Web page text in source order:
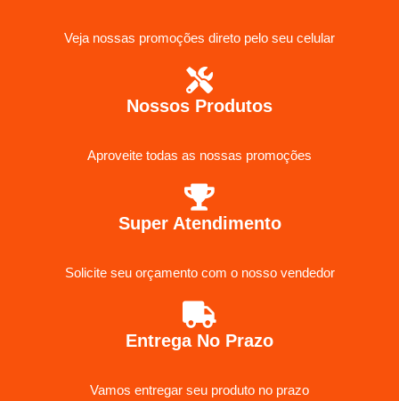
Veja nossas promoções direto pelo seu celular
Nossos Produtos
Aproveite todas as nossas promoções
Super Atendimento
Solicite seu orçamento com o nosso vendedor
Entrega No Prazo
Vamos entregar seu produto no prazo